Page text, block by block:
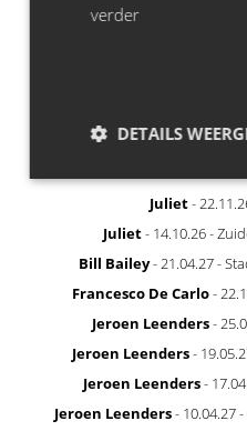
RECENTLY
Juliet-
Juliet- 14.10.26 -
Bill Bailey- 21.04.27 -
Francesco De Carlo-
Jeroen Leenders-
Jeroen Leenders-
Jeroen Leenders-
Jeroen Leenders- 10.04.27
verder
DETAILS